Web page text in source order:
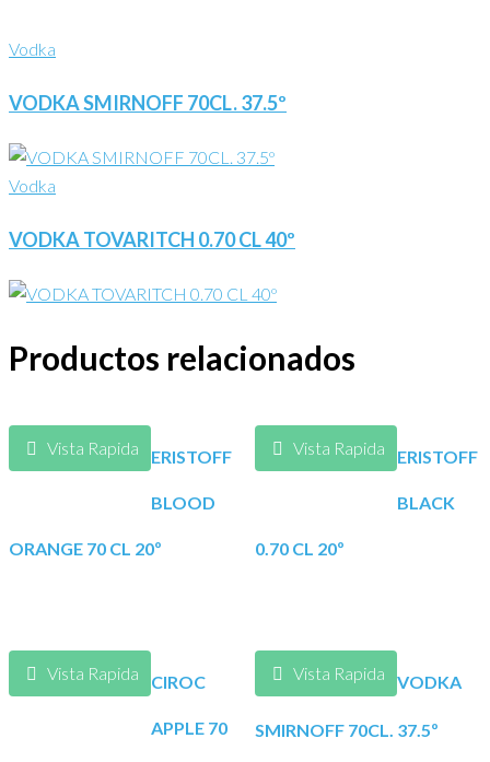
Vodka
VODKA SMIRNOFF 70CL. 37.5º
Vodka
VODKA TOVARITCH 0.70 CL 40º
Productos relacionados
Vista Rapida ERISTOFF
BLOOD
ORANGE 70 CL 20º
Vista Rapida ERISTOFF
BLACK
0.70 CL 20º
Vista Rapida CIROC
APPLE 70
Vista Rapida VODKA
SMIRNOFF 70CL. 37.5º